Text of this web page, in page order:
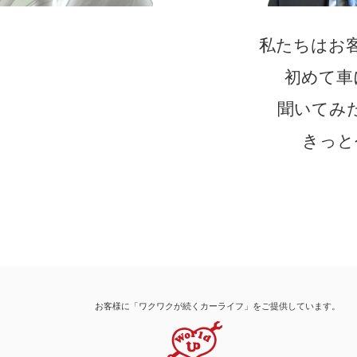
私たちはお
初めて
聞いてみ
きっ
お客様に「ワクワクが続くカーライフ」をご提供しています。